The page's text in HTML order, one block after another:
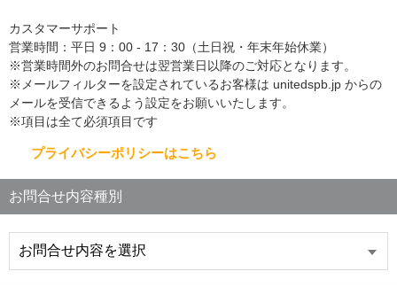
カスタマーサポート
営業時間：平日 9：00 - 17：30（土日祝・年末年始休業）
※営業時間外のお問合せは翌営業日以降のご対応となります。
※メールフィルターを設定されているお客様は unitedspb.jp からの
メールを受信できるよう設定をお願いいたします。
※項目は全て必須項目です
プライバシーポリシーはこちら
お問合せ内容種別